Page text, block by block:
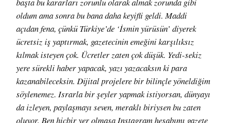
oldum ama sonra bu bana daha keyifli geldi. Maddi
açıdan fena, çünkü Türkiye’de ‘İsmin yürüsün’ diyerek
ücretsiz iş yaptırmak, gazetecinin emeğini karşılıksız
kılmak isteyen çok. Ücretler zaten çok düşük. Yedi-sekiz
yere sürekli haber yapacak, yazı yazacaksın ki para
kazanabileceksin. Dijital projelere bir bilinçle yöneldiğim
söylenemez. Israrla bir şeyler yapmak istiyorsan, dünyayı
da izleyen, paylaşmayı seven, meraklı biriysen bu zaten
oluyor. Ben hiçbir yer olmasa Instagram hesabımı gazete